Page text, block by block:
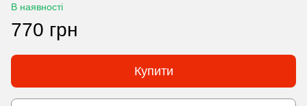
В наявності
770 грн
Купити